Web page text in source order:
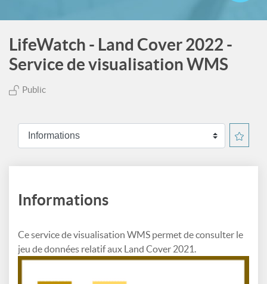
LifeWatch - Land Cover 2022 -
Service de visualisation WMS
Public
Informations
Ce service de visualisation WMS permet de consulter le
jeu de données relatif aux Land Cover 2021.